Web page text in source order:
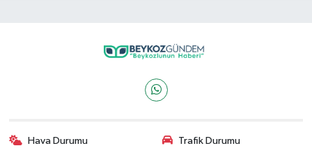
Hava Durumu Trafik Durumu